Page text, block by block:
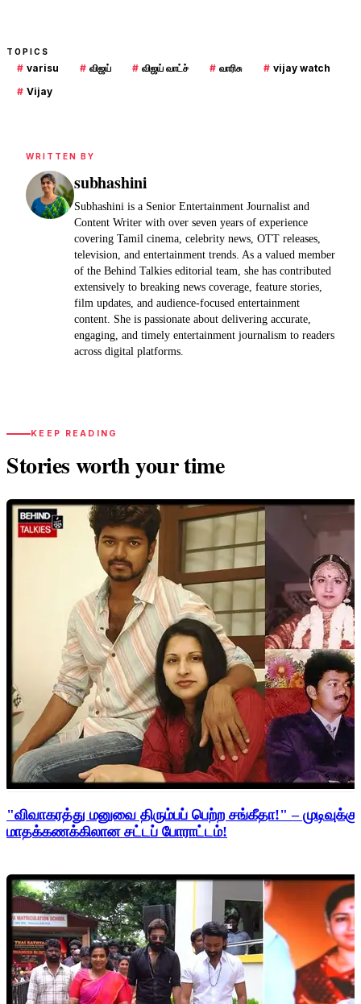
TOPICS
# varisu # விஜய் # விஜய் வாட்ச் # வாரிசு # vijay watch
# Vijay
WRITTEN BY
subhashini
Subhashini is a Senior Entertainment Journalist and
Content Writer with over seven years of experience
covering Tamil cinema, celebrity news, OTT releases,
television, and entertainment trends. As a valued member
of the Behind Talkies editorial team, she has contributed
extensively to breaking news coverage, feature stories,
film updates, and audience-focused entertainment
content. She is passionate about delivering accurate,
engaging, and timely entertainment journalism to readers
across digital platforms.
KEEP READING
Stories worth your time
"விவாகரத்து மனுவை திரும்பப் பெற்ற சங்கீதா!" –
மாதக்கணக்கிலான சட்டப் போராட்டம்!